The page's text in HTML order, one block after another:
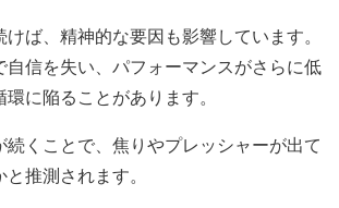
ば、精神的な要因も影響しています。
自信を失い、パフォーマンスがさらに低
に陥ることがあります。
くことで、焦りやプレッシャーが出て
推測されます。